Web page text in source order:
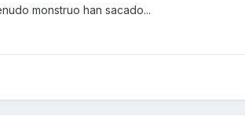
monstruo han sacado...